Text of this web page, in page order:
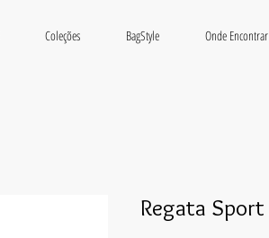
Coleções BagStyle Onde Encontrar
Regata